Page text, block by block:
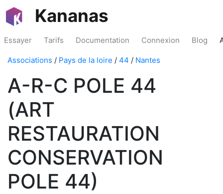
Kananas
Essayer Tarifs Documentation Connexion Blog
Associations / Pays de la loire / 44 / Nantes
A-R-C POLE 44
(ART
RESTAURATION
CONSERVATION
POLE 44)